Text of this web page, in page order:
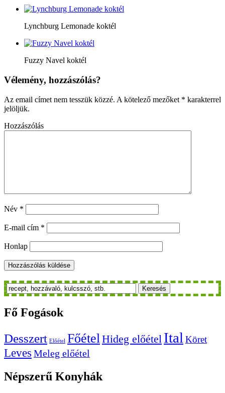
Lynchburg Lemonade koktél
Fuzzy Navel koktél
Vélemény, hozzászólás?
Az email címet nem tesszük közzé. A kötelező mezőket * karakterrel
jelöljük.
Hozzászólás
Név *
E-mail cím *
Honlap
Keresés
Fő Fogások
Desszert Előétel FőételHideg előétel Ital Köret
Leves Meleg előétel
Népszerű Konyhák